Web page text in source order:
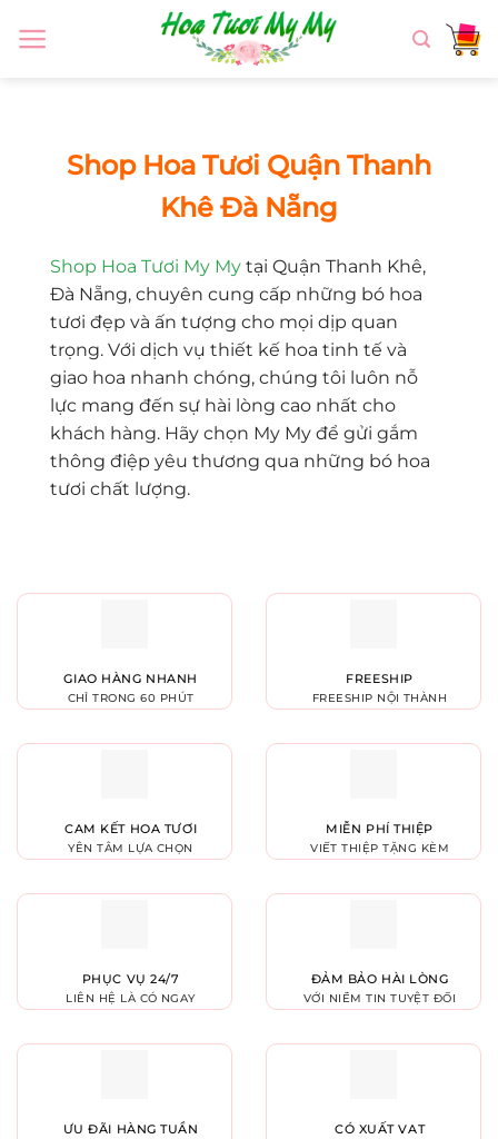
đến
Shop Hoa Tươi Quận Thanh
Khê Đà Nẵng
Shop Hoa Tươi My My tại Quận Thanh Khê,
Đà Nẵng, chuyên cung cấp những bó hoa
tươi đẹp và ấn tượng cho mọi dịp quan
trọng. Với dịch vụ thiết kế hoa tinh tế và
giao hoa nhanh chóng, chúng tôi luôn nỗ
lực mang đến sự hài lòng cao nhất cho
khách hàng. Hãy chọn My My để gửi gắm
thông điệp yêu thương qua những bó hoa
tươi chất lượng.
GIAO HÀNG NHANH
CHỈ TRONG 60 PHÚT
FREESHIP
FREESHIP NỘI THÀNH
CAM KẾT HOA TƯƠI
YÊN TÂM LỰA CHỌN
MIỄN PHÍ THIỆP
VIẾT THIỆP TẶNG KÈM
PHỤC VỤ 24/7
LIÊN HỆ LÀ CÓ NGAY
ĐẢM BẢO HÀI LÒNG
VỚI NIỀM TIN TUYỆT ĐỐI
ƯU ĐÃI HÀNG TUẦN CÓ XUẤT VAT